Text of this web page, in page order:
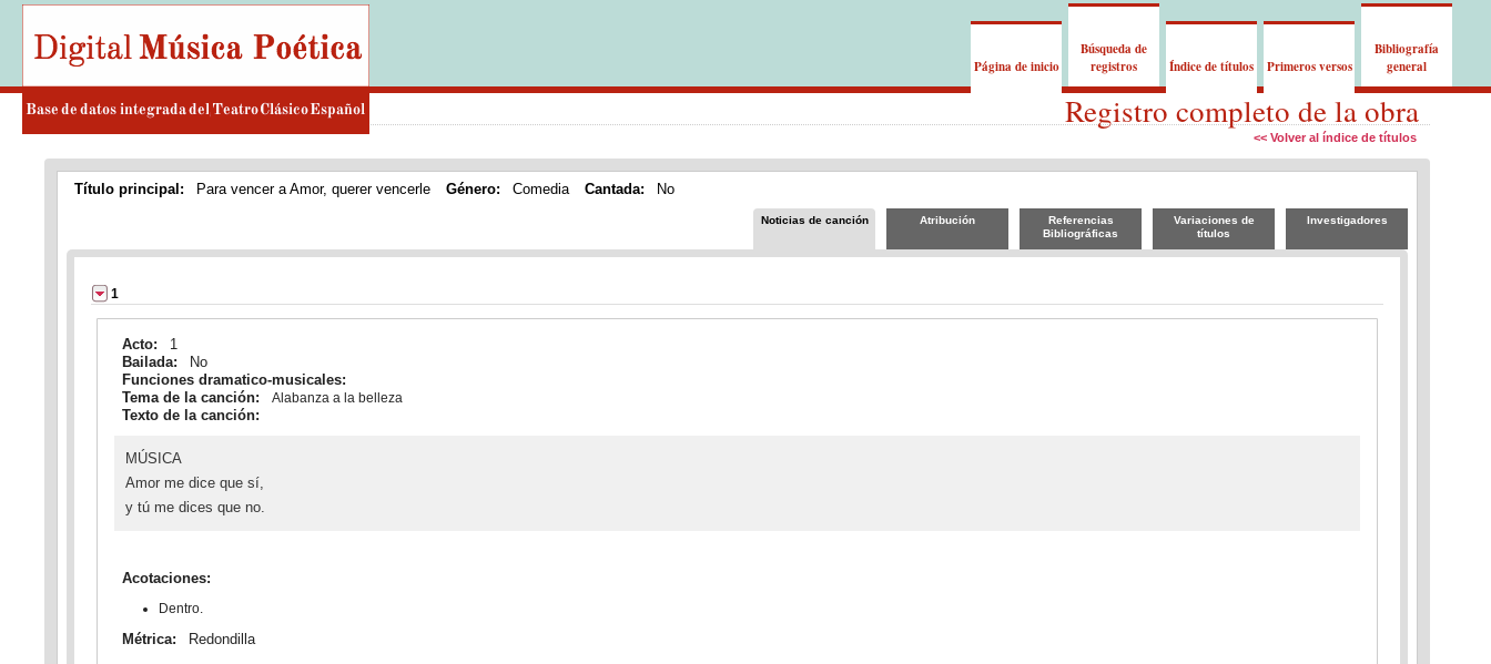
Página de inicio
Búsqueda de
registros
Índice de títulos Primeros versos
Bibliografía
general
Registro completo de la obra
<< Volver al índice de títulos
Título principal: Para vencer a Amor, querer vencerle Género: Comedia Cantada: No
Investigadores
Variaciones de
títulos
Referencias
Bibliográficas
Atribución
Noticias de canción
1
Acto:
1
Bailada:
No
Funciones dramatico-musicales:
Tema de la canción:
Alabanza a la belleza
Texto de la canción:
MÚSICA
Amor me dice que sí,
y tú me dices que no.
Acotaciones:
Dentro.
Métrica: Redondilla